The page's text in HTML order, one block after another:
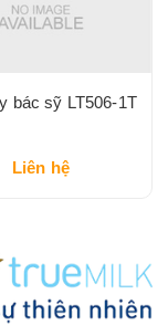
bác sỹ LT506-1T
Liên hệ